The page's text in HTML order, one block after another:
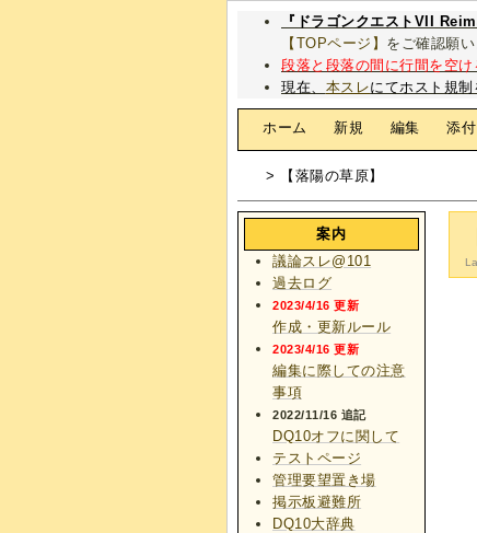
『ドラゴンクエストVII
【TOPページ】 をご確認願い
段落と段落の間に行間を空け
現在、 本スレにてホスト規
ホーム 新規 編集 添付
> 【落陽の草原】
案内
議論スレ@101
過去ログ
2023/4/16 更新
作成・更新ルール
2023/4/16 更新
編集に際しての注意
事項
2022/11/16 追記
DQ10オフに関して
テストページ
管理要望置き場
掲示板避難所
DQ10大辞典